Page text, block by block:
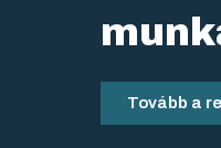
Tovább a